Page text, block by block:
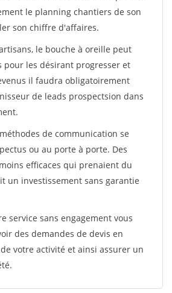
le planning chantiers de son
son chiffre d'affaires.
le bouche à oreille peut
pour les désirant progresser et
il faudra obligatoirement
de leads prospectsion dans
de communication se
ou au porte à porte. Des
efficaces qui prenaient du
un investissement sans garantie
service sans engagement vous
des demandes de devis en
votre activité et ainsi assurer un